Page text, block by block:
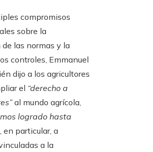
compromisos
sobre la
las normas y la
controles, Emmanuel
dijo a los agricultores
el “derecho a
al mundo agrícola,
logrado hasta
en particular, a
a la